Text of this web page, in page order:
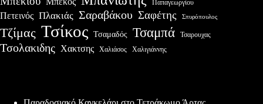
Παπαγεωργίου
Πετεινός Πλακιάς Σαραβάκου Σαφέτης Σπυρόπουλος
Τζίμας Τσίκος Τσαμαδός Τσαμπά Τσαρουχας
Τσολακιδης Χακτσης Χαλιάσος Χαλιγιάννης